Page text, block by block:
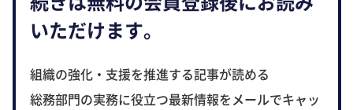
いただけます。
組織の強化・支援を推進する記事が読める
総務部門の実務に役立つ最新情報をメールでキャッ